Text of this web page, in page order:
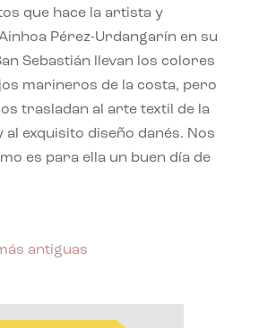
que hace la artista y
Pérez-Urdangarín en su
Sebastián llevan los colores
marineros de la costa, pero
trasladan al arte textil de la
al exquisito diseño danés. Nos
es para ella un buen día de
antiguas